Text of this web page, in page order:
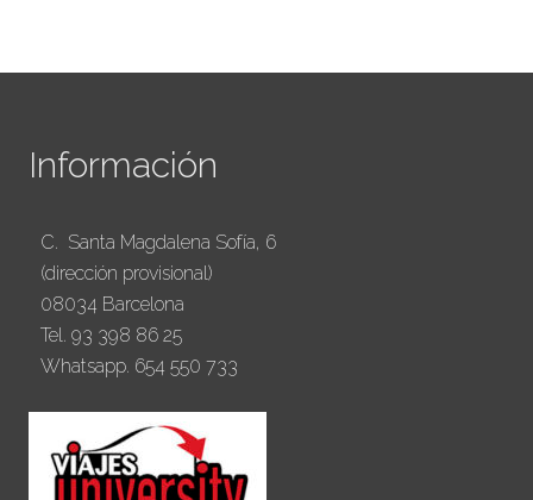
Información
C. Santa Magdalena Sofía, 6
(dirección provisional)
08034 Barcelona
Tel. 93 398 86 25
Whatsapp. 654 550 733